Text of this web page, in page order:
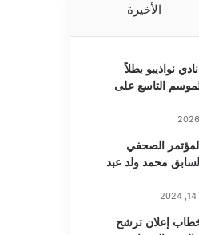
الأخيرة
نادي نواذيبو بطلاً
التاسع على
المؤتمر الصحفي
محمد ولد عبد
خطاب إعلان ترشح